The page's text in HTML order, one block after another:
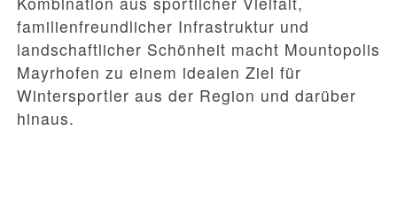
familienfreundlicher Infrastruktur und
landschaftlicher Schönheit macht Mountopolis
Mayrhofen zu einem idealen Ziel für
Wintersportler aus der Region und darüber
hinaus.